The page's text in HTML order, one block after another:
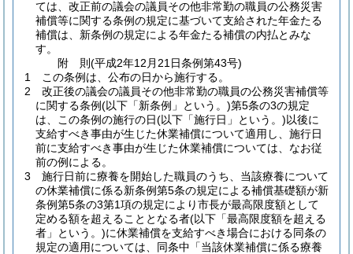
ては、改正前の議会の議員その他非常勤の職員の公務災害
補償等に関する条例の規定に基づいて支給された年金たる
補償は、新条例の規定による年金たる補償の内払とみな
す。
附 則(平成2年12月21日条例第43号)
1
この条例は、公布の日から施行する。
2
改正後の議会の議員その他非常勤の職員の公務災害補償等
に関する条例(以下「新条例」という。)第5条の3の規定
は、この条例の施行の日(以下「施行日」という。)以後に
支給すべき事由が生じた休業補償について適用し、施行日
前に支給すべき事由が生じた休業補償については、なお従
前の例による。
3
施行日前に療養を開始した職員のうち、当該療養について
の休業補償に係る新条例第5条の規定による補償基礎額が新
条例第5条の3第1項の規定により市長が最高限度額として
定める額を超えることとなる者(以下「最高限度額を超える
者」という。)に休業補償を支給すべき場合における同条の
規定の適用については、同条中「当該休業補償に係る療養